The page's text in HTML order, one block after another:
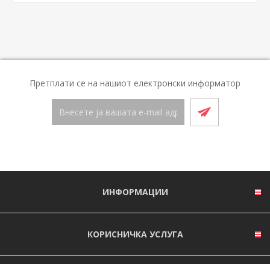
Претплати се на нашиот електронски информатор
ИНФОРМАЦИИ
КОРИСНИЧКА УСЛУГА